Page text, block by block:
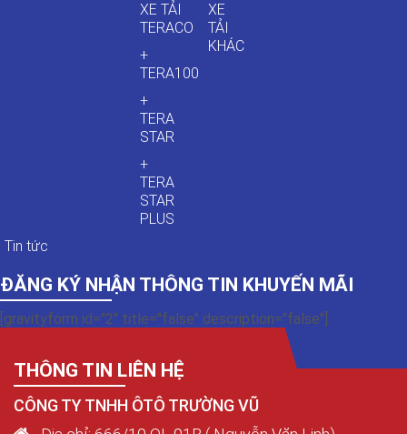
XE TẢI
TERACO
+
TERA100
+
TERA
STAR
+
TERA
STAR
PLUS
XE
TẢI
KHÁC
Tin tức
ĐĂNG KÝ NHẬN THÔNG TIN KHUYẾN MÃI
[gravityform id="2" title="false" description="false"]
THÔNG TIN LIÊN HỆ
CÔNG TY TNHH ÔTÔ TRƯỜNG VŨ